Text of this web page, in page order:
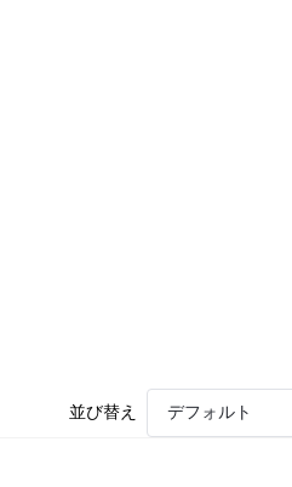
並び替え デフォルト